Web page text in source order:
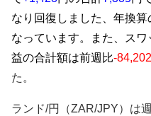
なり回復しました、年換
なっています。また、
スワ
益の合計額は前週比-84,202
た。
ランド/円（ZAR/JPY）は